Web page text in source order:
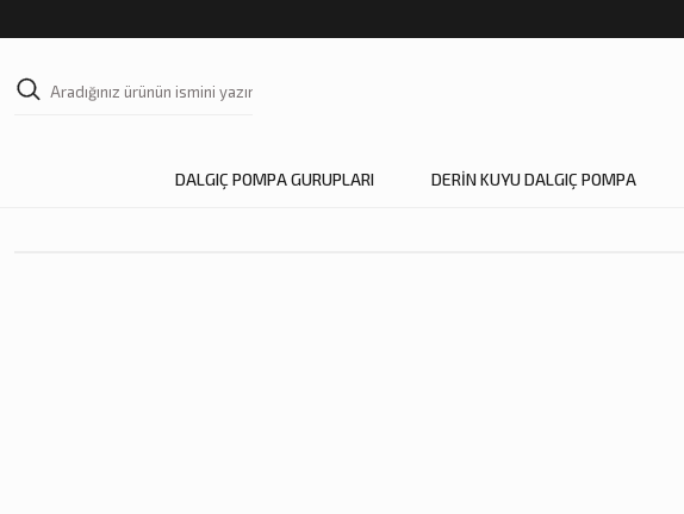
DALGIÇ POMPA GURUPLARI DERİN KUYU DALGIÇ POMPA